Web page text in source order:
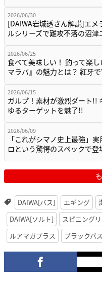
2026/06/30
[DAIWA岩城透さん解説]エメ
ルシリーズで難攻不落の沼
2026/06/25
食べて美味しい！ 釣って楽
マラバ』の魅力とは？ 紅牙
2026/06/15
ガルプ！素材が激烈ダート!!
ゆるターゲットを魅了!!
2026/06/09
「これがシマノ史上最強」
ロという驚愕のスペックで
DAIWA[バス] エギング
DAIWA[ソルト]
スピニング
ルアマガプラス
ブラックバス